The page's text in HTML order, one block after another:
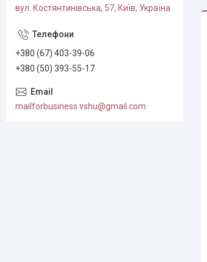
вул. Костянтинівська, 57, Київ, Україна
+380 (67) 403-39-06
+380 (50) 393-55-17
mailforbusiness.vshu@gmail.com